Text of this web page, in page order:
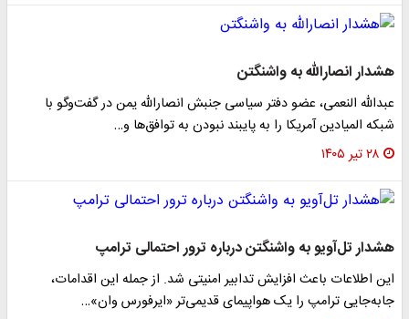
هشدار انصارالله به واشنگتن
عبدالله النعمی، عضو دفتر سیاسی جنبش انصارالله یمن در گفت‌وگو با
شبکه المیادین آمریکا را به پایبند نبودن به توافق‌ها و…
۲۸ تیر ۱۴۰۵
هشدار تل‌آویو به واشنگتن درباره ترور احتمالی ترامپ
این اطلاعات باعث افزایش تدابیر امنیتی شد. از جمله این اقدامات،
جابه‌جایی ترامپ را یک هواپیمای قدیمی‌تر «ایرفورس وان»…